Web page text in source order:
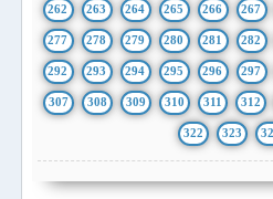
262 263 264 265 266 267
277 278 279 280 281 282
292 293 294 295 296 297
307 308 309 310 311 312
322 323